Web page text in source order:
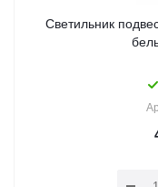
Светильник